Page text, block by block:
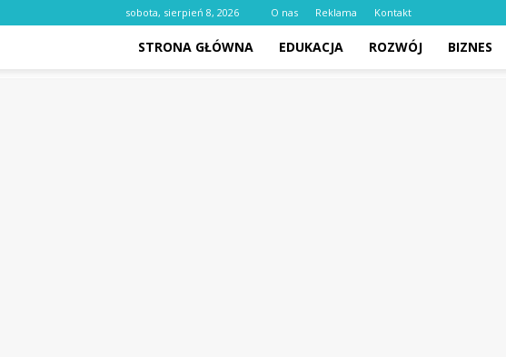
sobota, sierpień 8, 2026 O nas Reklama Kontakt
STRONA GŁÓWNA EDUKACJA ROZWÓJ BIZNES